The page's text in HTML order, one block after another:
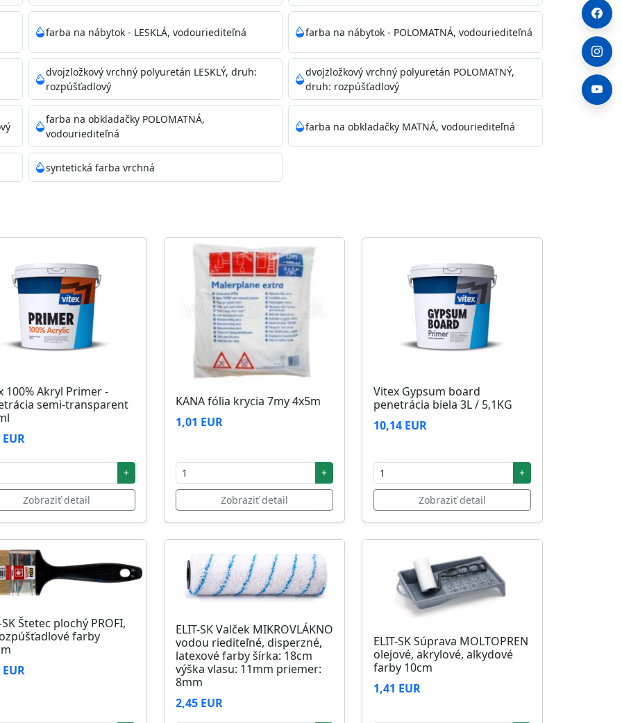
prachu, mastnoty, solí a materiálov so zlou priľnavosťou. Otvory alebo trhliny vyplňte
light putty a prebrúste. Nové alebo porézne povrchy natreté menej kvalitnými farbami
5°C až 25°C
farba na nábytok - LESKLÁ, vodouriediteľná farba na nábytok - POLOMATNÁ, vodouriediteľná
dvojzložkový vrchný polyuretán LESKLÝ, druh:
rozpúšťadlový
dvojzložkový vrchný polyuretán POLOMATNÝ,
druh: rozpúšťadlový
farba na obkladačky POLOMATNÁ,
vodouriediteľná
farba na obkladačky MATNÁ, vodouriediteľná
syntetická farba vrchná
100% Akryl Primer -
semi-transparent
+
Zobraziť detail
KANA fólia krycia 7my 4x5m
1,01 EUR
+
Zobraziť detail
Vitex Gypsum board
penetrácia biela 3L / 5,1KG
10,14 EUR
+
Zobraziť detail
SK Štetec plochý PROFI,
farby
ELIT-SK Valček MIKROVLÁKNO
vodou riediteľné, disperzné,
latexové farby šírka: 18cm
výška vlasu: 11mm priemer:
8mm
2,45 EUR
ELIT-SK Súprava MOLTOPREN
olejové, akrylové, alkydové
farby 10cm
1,41 EUR